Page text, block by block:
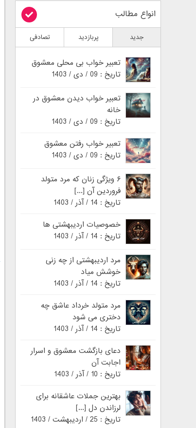
انواع مطالب
جدید پربازدید تصادفی
تعبیر خواب بی محلی معشوق
تاریخ : 09 / دی / 1403
تعبیر خواب دیدن معشوق در
خانه
تاریخ : 09 / دی / 1403
تعبیر خواب رفتن معشوق
تاریخ : 09 / دی / 1403
۶ ویژگی زنان که مرد متولد
فروردین آن [...]
تاریخ : 14 / آذر / 1403
خصوصیات اردیبهشتی ها
تاریخ : 14 / آذر / 1403
مرد اردیبهشتی از چه زنی
خوشش میاد
تاریخ : 14 / آذر / 1403
مرد متولد خرداد عاشق چه
دختری می شود
تاریخ : 14 / آذر / 1403
دعای بازگشت معشوق و اسرار
اجابت آن
تاریخ : 10 / آذر / 1403
بهترین جملات عاشقانه برای
لرزاندن دل [...]
تاریخ : 25 / اردیبهشت / 1403